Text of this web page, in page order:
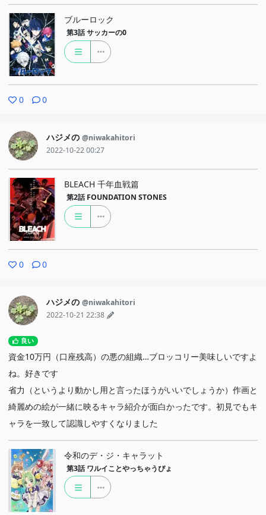
す。それでもこの場所がジョブ子にとって、好きに食べたいものを
言える、おはぎを食べてみたいと言える場所になってよかったと思
います。今回の作業はガムテープ（仕切り）を切って段ボールを開
けて始まります。そこから取り出したたくさんの〈好き〉が否定さ
夜のぷりんとジョブ子の会話で、耳に影を描き込むのが印象に残
りました。心は影のようで捉えられず、触れるけど触れない、そん
なもので、「寝つきいいわね。こどもか！…こども、か」、外から
しか見えず、それを見て、私自身はそこに映って自覚できることも
あると思います。
宝石みたいなスプーン。それはきっと一番美味しいプティングを
食べた記憶だと思います。ぷりんが夢に見た、幼いせるふは、一緒
に作ったウインドチャイムを見上げて（ぷりんのようにそれを見下
た）木の上に秘密基地を作りたいと言います。一緒に同じ夢を見て
いても、その視点はぷりんとせるふとは違っていて、でもきっとそ
れが良いです。
朝、ぷりんは玄関で、地に足がついた時の動作を繰り返します。
ジョブ子に話しかけて、言ってみます。あの時は夢中になっている
中で偶然できたことを今度は普段通りに、少しドキドキしながら。
「秘密基地」だと知っているのはせるふとぷりんだけの、「ツリー
ハウス」を作ってみるのはどうかと（もしかしたらせるふも覚えて
いない夢かもしれません。だからせるふはジョブ子の案だと思った
のかなと少し考えました。どちらでも素敵だと思います）。朝の日
差しで少しだけ明るい耳の影ができて、ジョブ子と会話するとなく
なったのも印象に残りました。
（ここまでで相当長くなった上に、これはもしかしたら蛇足かもし
れませんが書きたいのでもう少し書きます）
った負の側面で揺らぐ中に不意に現れる一本の糸のような、ゴール
とはそんな光景なのかもしれません。
迷いや怯えや見栄や未熟や、この辺りを書いていて、今回のおまけ
映像が思い出されました
ブルーロック
第3話 サッカーの0
0 0
ハジメの @niwakahitori
2022-10-22 00:27
BLEACH 千年血戦篇
第2話 FOUNDATION STONES
0 0
ハジメの @niwakahitori
2022-10-21 22:38
良い
資金10万円（口座残高）の悪の組織…ブロッコリー美味しいですよ
ね。好きです
省力（というより動かし用と言ったほうがいいでしょうか）作画と
綺麗めの絵が一緒に映るキャラ紹介が面白かったです。初見でもキ
ャラを一致して認識しやすくなりました
令和のデ・ジ・キャラット
第3話 ワルイことやっちゃうぴょ